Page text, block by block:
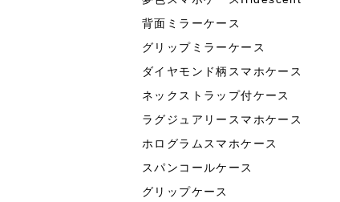
背面ミラーケース
グリップミラーケース
ダイヤモンド柄スマホケース
ネックストラップ付ケース
ラグジュアリースマホケース
ホログラムスマホケース
スパンコールケース
グリップケース